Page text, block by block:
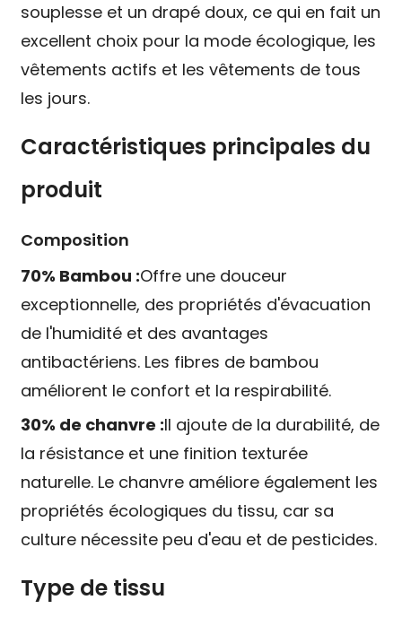
souplesse et un drapé doux, ce qui en fait un
excellent choix pour la mode écologique, les
vêtements actifs et les vêtements de tous
les jours.
Caractéristiques principales du
produit
Composition
70% Bambou :Offre une douceur
exceptionnelle, des propriétés d'évacuation
de l'humidité et des avantages
antibactériens. Les fibres de bambou
améliorent le confort et la respirabilité.
30% de chanvre :Il ajoute de la durabilité, de
la résistance et une finition texturée
naturelle. Le chanvre améliore également les
propriétés écologiques du tissu, car sa
culture nécessite peu d'eau et de pesticides.
Type de tissu